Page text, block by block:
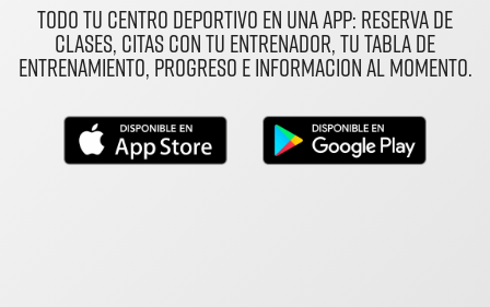
Todo tu centro deportivo en una app: reserva de
clases, citas con tu entrenador, tu tabla de
entrenamiento, progreso e informacion al momento.